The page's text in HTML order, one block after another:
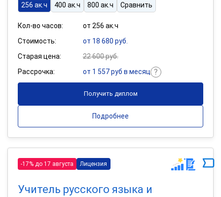
256 ак.ч
400 ак.ч 800 ак.ч Сравнить
Кол-во часов:
от 256 ак.ч
Стоимость:
от 18 680 руб.
Старая цена:
22 600 руб.
Рассрочка:
от 1 557 руб в месяц
Получить диплом
Подробнее
-17% до 17 августа Лицензия
Учитель русского языка и